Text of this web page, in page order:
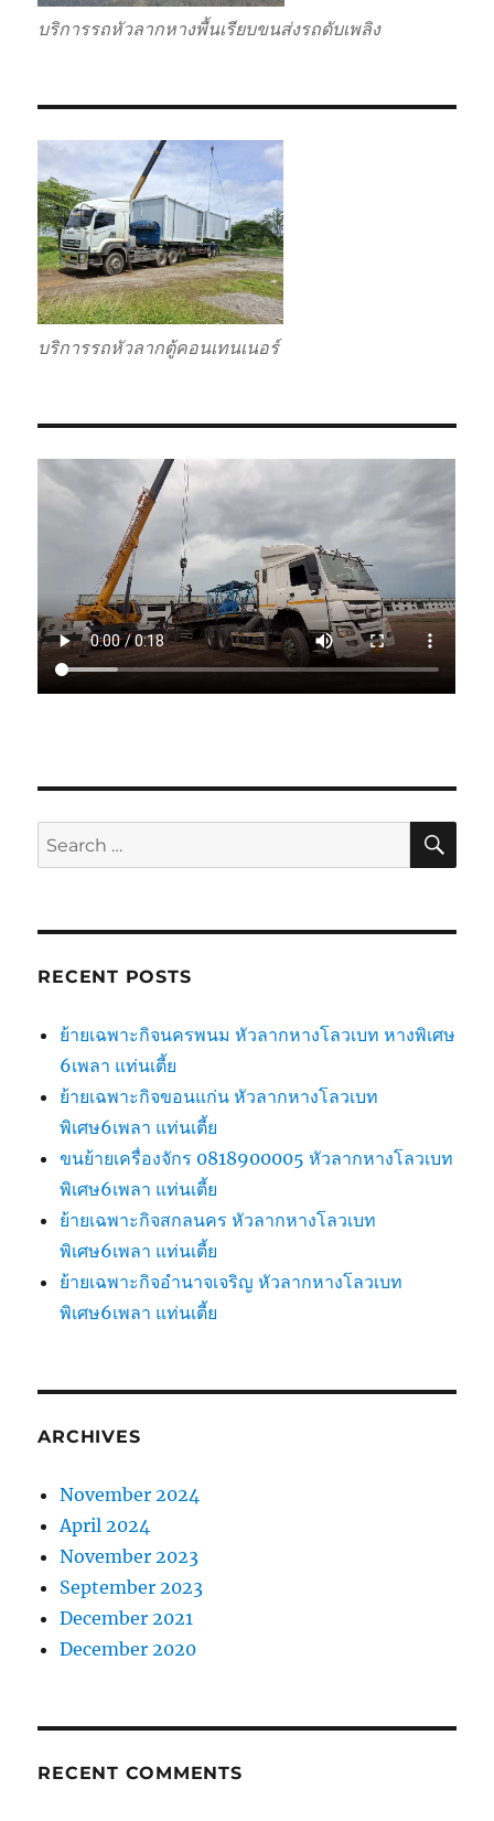
บริการรถหัวลากหางพื้นเรียบขนส่งรถดับเพลิง
บริการรถหัวลากตู้คอนเทนเนอร์
Search
for:
RECENT POSTS
ย้ายเฉพาะกิจนครพนม หัวลากหางโลวเบท หางพิเศษ
6เพลา แท่นเตี้ย
ย้ายเฉพาะกิจขอนแก่น หัวลากหางโลวเบท
พิเศษ6เพลา แท่นเตี้ย
ขนย้ายเครื่องจักร 0818900005 หัวลากหางโลวเบท
พิเศษ6เพลา แท่นเตี้ย
ย้ายเฉพาะกิจสกลนคร หัวลากหางโลวเบท
พิเศษ6เพลา แท่นเตี้ย
ย้ายเฉพาะกิจอำนาจเจริญ หัวลากหางโลวเบท
พิเศษ6เพลา แท่นเตี้ย
ARCHIVES
November 2024
April 2024
November 2023
September 2023
December 2021
December 2020
RECENT COMMENTS